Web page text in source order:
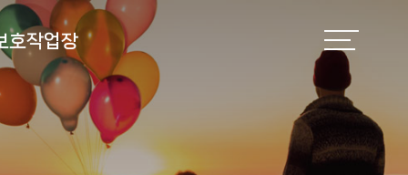
호작업장